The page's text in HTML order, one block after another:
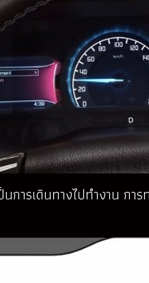
การเดินทางไปทำงาน